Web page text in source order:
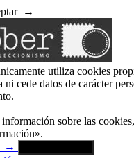
→
utiliza cookies
ni cede datos de carácter
información sobre las
→